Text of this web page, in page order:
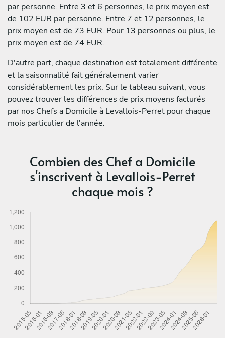
par personne. Entre 3 et 6 personnes, le prix moyen est
de 102 EUR par personne. Entre 7 et 12 personnes, le
prix moyen est de 73 EUR. Pour 13 personnes ou plus, le
prix moyen est de 74 EUR.
D'autre part, chaque destination est totalement différente
et la saisonnalité fait généralement varier
considérablement les prix. Sur le tableau suivant, vous
pouvez trouver les différences de prix moyens facturés
par nos Chefs a Domicile à Levallois-Perret pour chaque
mois particulier de l'année.
Combien des Chef a Domicile
s'inscrivent à Levallois-Perret
chaque mois ?